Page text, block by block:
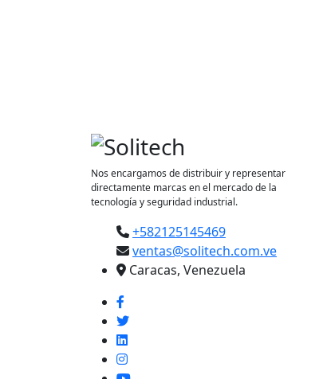
Nos encargamos de distribuir y representar
directamente marcas en el mercado de la
tecnología y seguridad industrial.
+582125145469
ventas@solitech.com.ve
Caracas, Venezuela